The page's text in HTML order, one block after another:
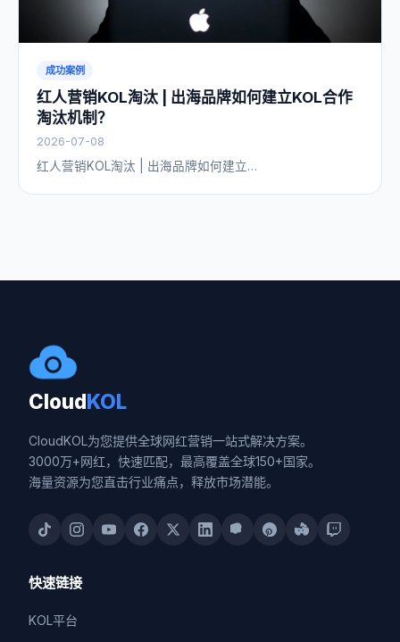
成功案例
红人营销KOL淘汰 | 出海品牌如何建立KOL合作
淘汰机制？
2026-07-08
红人营销KOL淘汰 | 出海品牌如何建立…
CloudKOL
CloudKOL为您提供全球网红营销一站式解决方案。
3000万+网红，快速匹配，最高覆盖全球150+国家。
海量资源为您直击行业痛点，释放市场潜能。
快速链接
KOL平台